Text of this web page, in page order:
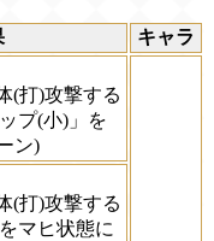
キャラ
(打)攻撃する
プ(小)」を
ン)
(打)攻撃する
マヒ状態に